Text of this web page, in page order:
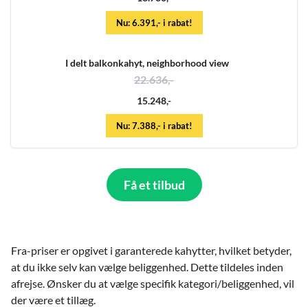
Nu: 6.391,- i rabat!
I delt balkonkahyt, neighborhood view
22.636,-
15.248,-
Nu: 7.388,- i rabat!
Få et tilbud
Fra-priser er opgivet i garanterede kahytter, hvilket betyder,
at du ikke selv kan vælge beliggenhed. Dette tildeles inden
afrejse. Ønsker du at vælge specifik kategori/beliggenhed, vil
der være et tillæg.